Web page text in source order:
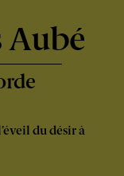
Aubé
du désir à